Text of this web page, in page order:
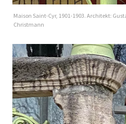
Maison Saint-Cyr, 1901-1903. Architekt:
Christmann